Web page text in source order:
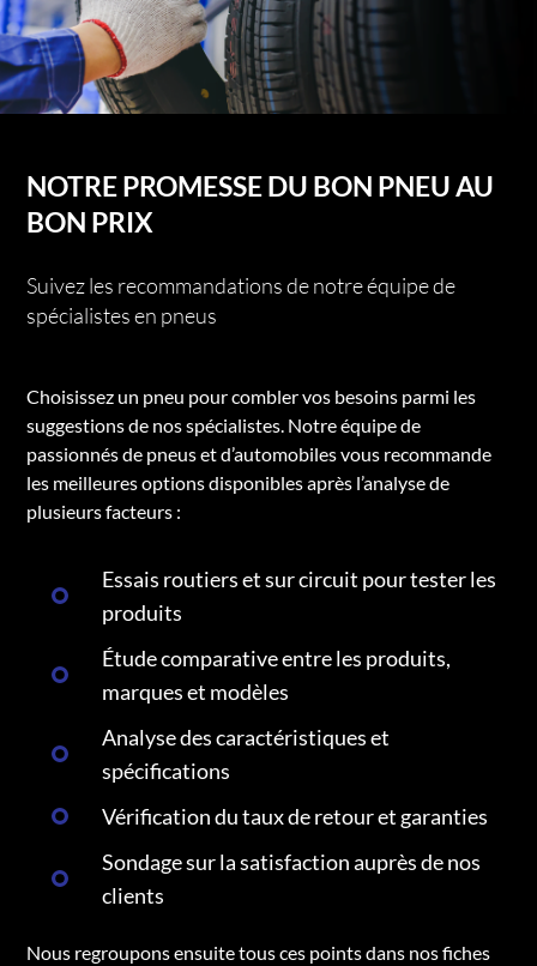
NOTRE PROMESSE DU BON PNEU AU
BON PRIX
Suivez les recommandations de notre équipe de
spécialistes en pneus
Choisissez un pneu pour combler vos besoins parmi les
suggestions de nos spécialistes. Notre équipe de
passionnés de pneus et d’automobiles vous recommande
les meilleures options disponibles après l’analyse de
plusieurs facteurs :
Essais routiers et sur circuit pour tester les
produits
Étude comparative entre les produits,
marques et modèles
Analyse des caractéristiques et
spécifications
Vérification du taux de retour et garanties
Sondage sur la satisfaction auprès de nos
clients
Nous regroupons ensuite tous ces points dans nos fiches